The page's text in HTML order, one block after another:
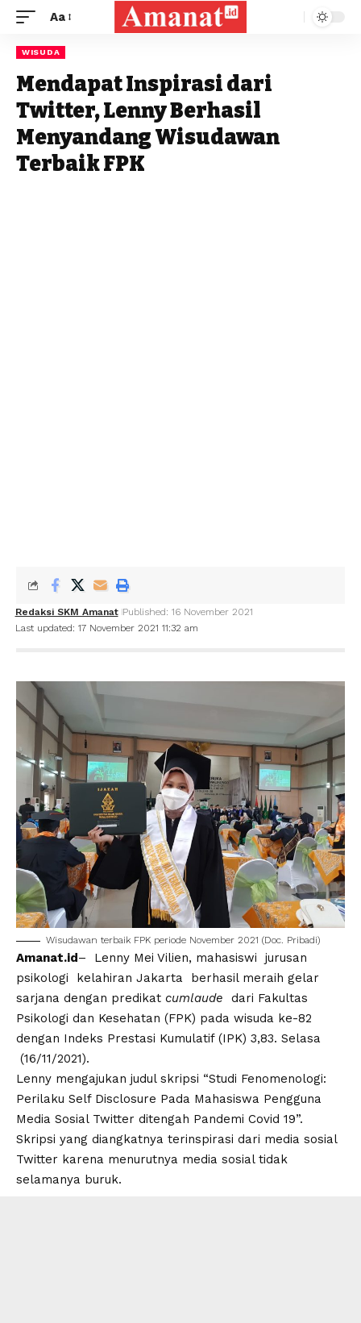
Aa
WISUDA
Mendapat Inspirasi dari
Twitter, Lenny Berhasil
Menyandang Wisudawan
Terbaik FPK
Last updated: 17 November 2021 11:32 am
Redaksi SKM Amanat Published: 16 November 2021
Wisudawan terbaik FPK periode November 2021 (Doc. Pribadi)
Amanat.id– Lenny Mei Vilien, mahasiswi jurusan
psikologi kelahiran Jakarta berhasil meraih gelar
sarjana dengan predikat cumlaude dari Fakultas
Psikologi dan Kesehatan (FPK) pada wisuda ke-82
dengan Indeks Prestasi Kumulatif (IPK) 3,83. Selasa
(16/11/2021).
Lenny mengajukan judul skripsi “Studi Fenomenologi:
Perilaku Self Disclosure Pada Mahasiswa Pengguna
Media Sosial Twitter ditengah Pandemi Covid 19”.
Skripsi yang diangkatnya terinspirasi dari media sosial
Twitter karena menurutnya media sosial tidak
selamanya buruk.